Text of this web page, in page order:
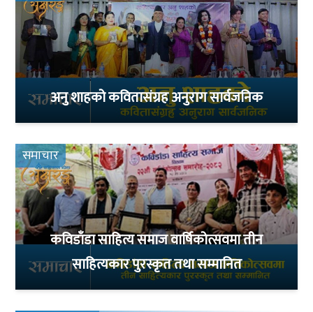
अनु शाहको कवितासंग्रह अनुराग सार्वजनिक
समाचार
कविडाँडा साहित्य समाज वार्षिकोत्सवमा तीन
साहित्यकार पुरस्कृत तथा सम्मानित